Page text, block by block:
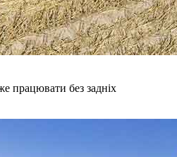
працювати без задніх